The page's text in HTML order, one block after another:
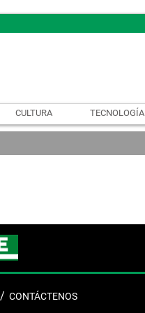
CULTURA TECNOLOGÍA
CONTÁCTENOS